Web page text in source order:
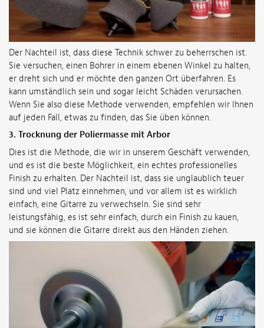
Der Nachteil ist, dass diese Technik schwer zu beherrschen ist.
Sie versuchen, einen Bohrer in einem ebenen Winkel zu halten,
er dreht sich und er möchte den ganzen Ort überfahren. Es
kann umständlich sein und sogar leicht Schäden verursachen.
Wenn Sie also diese Methode verwenden, empfehlen wir Ihnen
auf jeden Fall, etwas zu finden, das Sie üben können.
3. Trocknung der Poliermasse mit Arbor
Dies ist die Methode, die wir in unserem Geschäft verwenden,
und es ist die beste Möglichkeit, ein echtes professionelles
Finish zu erhalten. Der Nachteil ist, dass sie unglaublich teuer
sind und viel Platz einnehmen, und vor allem ist es wirklich
einfach, eine Gitarre zu verwechseln. Sie sind sehr
leistungsfähig, es ist sehr einfach, durch ein Finish zu kauen,
und sie können die Gitarre direkt aus den Händen ziehen.